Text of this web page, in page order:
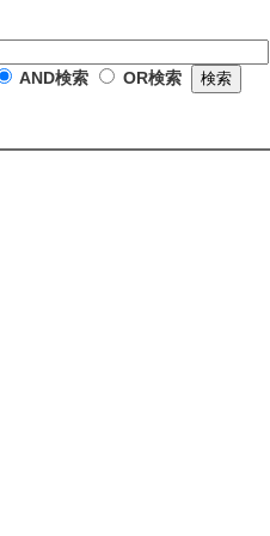
AND検索 OR検索